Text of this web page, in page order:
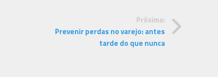
Próxima:
Prevenir perdas no varejo: antes
tarde do que nunca